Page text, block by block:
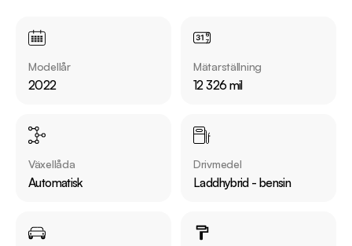
Jämför denna bil med någon av våra andra BMW 3-serie i
lager. Se våra bilar på https://www.riddermarkbil.se/kopa-
Modellår
2022
Mätarställning
12 326 mil
Växellåda
Automatisk
Drivmedel
Laddhybrid - bensin